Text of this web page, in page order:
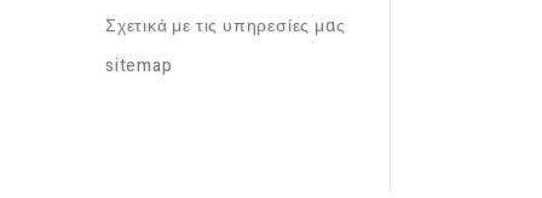
Σχετικά με τις υπηρεσίες μας
sitemap